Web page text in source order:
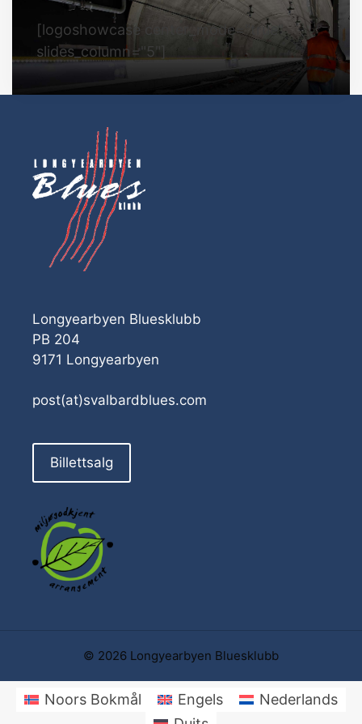
[logoshowcase center_mode="true"
slides_column="5"]
Longyearbyen Bluesklubb
PB 204
9171 Longyearbyen
post(at)svalbardblues.com
Billettsalg
© 2026 Longyearbyen Bluesklubb
Noors Bokmål Engels
Nederlands